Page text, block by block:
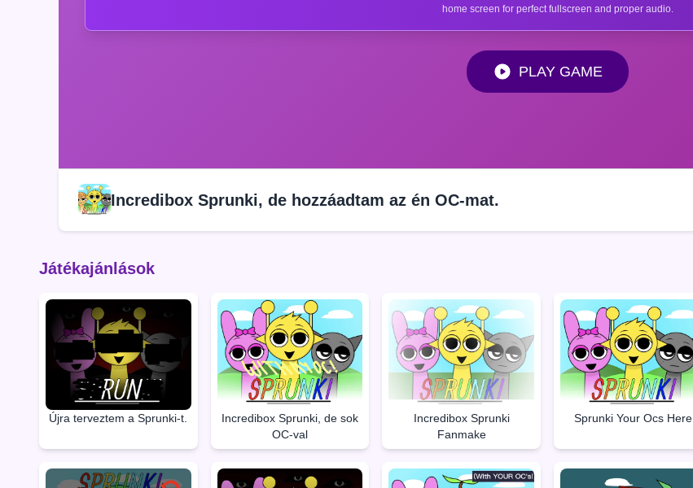
home screen for perfect fullscreen and proper audio.
PLAY GAME
Incredibox Sprunki, de hozzáadtam az én OC-mat.
Játékajánlások
Újra terveztem a Sprunki-t.
Incredibox Sprunki, de sok
OC-val
Incredibox Sprunki
Fanmake
Sprunki Your Ocs Here